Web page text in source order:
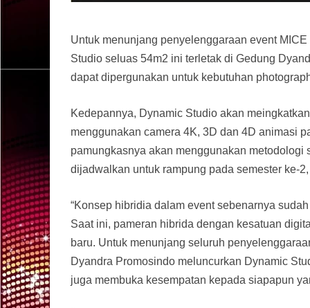
Untuk menunjang penyelenggaraan event
Studio seluas 54m2 ini terletak di Gedung
dapat dipergunakan untuk kebutuhan
Kedepannya, Dynamic Studio akan
menggunakan camera 4K, 3D dan 4D animasi
pamungkasnya akan menggunakan
dijadwalkan untuk rampung pada semester ke-
“Konsep hibridia dalam event sebenarnya
Saat ini, pameran hibrida dengan kesatuan
baru. Untuk menunjang seluruh
Dyandra Promosindo meluncurkan Dynamic
juga membuka kesempatan kepada siapapun